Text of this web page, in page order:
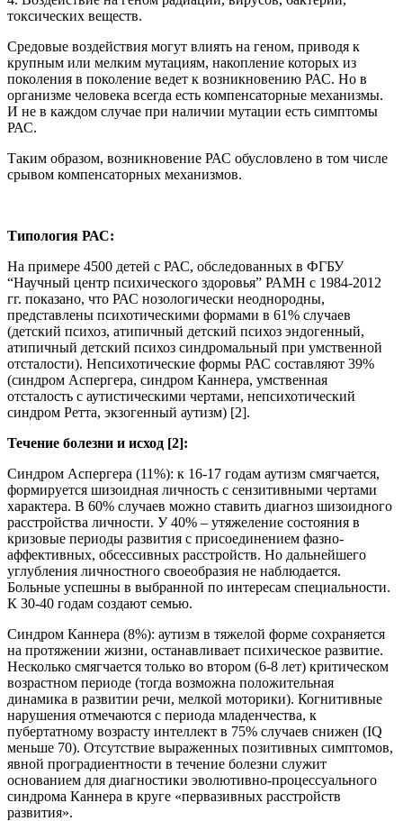
токсических веществ.
Средовые воздействия могут влиять на геном, приводя к
крупным или мелким мутациям, накопление которых из
поколения в поколение ведет к возникновению РАС. Но в
организме человека всегда есть компенсаторные механизмы.
И не в каждом случае при наличии мутации есть симптомы
РАС.
Таким образом, возникновение РАС обусловлено в том числе
срывом компенсаторных механизмов.
Типология РАС:
На примере 4500 детей с РАС, обследованных в ФГБУ
“Научный центр психического здоровья” РАМН с 1984-2012
гг. показано, что РАС нозологически неоднородны,
представлены психотическими формами в 61% случаев
(детский психоз, атипичный детский психоз эндогенный,
атипичный детский психоз синдромальный при умственной
отсталости). Непсихотические формы РАС составляют 39%
(синдром Аспергера, синдром Каннера, умственная
отсталость с аутистическими чертами, непсихотический
синдром Ретта, экзогенный аутизм) [2].
Течение болезни и исход [2]:
Синдром Аспергера (11%): к 16-17 годам аутизм смягчается,
формируется шизоидная личность с сензитивными чертами
характера. В 60% случаев можно ставить диагноз шизоидного
расстройства личности. У 40% – утяжеление состояния в
кризовые периоды развития с присоединением фазно-
аффективных, обсессивных расстройств. Но дальнейшего
углубления личностного своеобразия не наблюдается.
Больные успешны в выбранной по интересам специальности.
К 30-40 годам создают семью.
Синдром Каннера (8%): аутизм в тяжелой форме сохраняется
на протяжении жизни, останавливает психическое развитие.
Несколько смягчается только во втором (6-8 лет) критическом
возрастном периоде (тогда возможна положительная
динамика в развитии речи, мелкой моторики). Когнитивные
нарушения отмечаются с периода младенчества, к
пубертатному возрасту интеллект в 75% случаев снижен (IQ
меньше 70). Отсутствие выраженных позитивных симптомов,
явной проградиентности в течение болезни служит
основанием для диагностики эволютивно-процессуального
синдрома Каннера в круге «первазивных расстройств
развития».